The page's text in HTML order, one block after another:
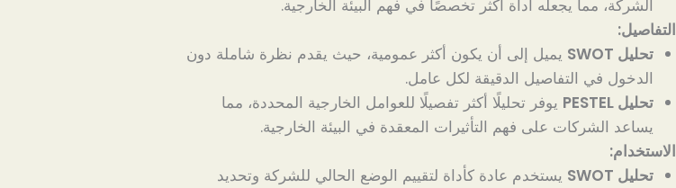
الشركة، مما يجعله أداة أكثر تخصصًا في فهم البيئة الخارجية.
التفاصيل:
تحليل SWOT
يميل إلى أن يكون أكثر عمومية، حيث يقدم نظرة شاملة دون
الدخول في التفاصيل الدقيقة لكل عامل.
تحليل PESTEL
يوفر تحليلًا أكثر تفصيلًا للعوامل الخارجية المحددة، مما
يساعد الشركات على فهم التأثيرات المعقدة في البيئة الخارجية.
الاستخدام:
تحليل SWOT
يستخدم عادة كأداة لتقييم الوضع الحالي للشركة وتحديد